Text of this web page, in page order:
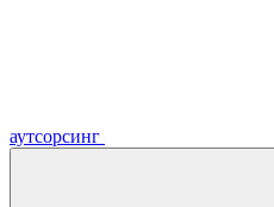
аутсорсинг